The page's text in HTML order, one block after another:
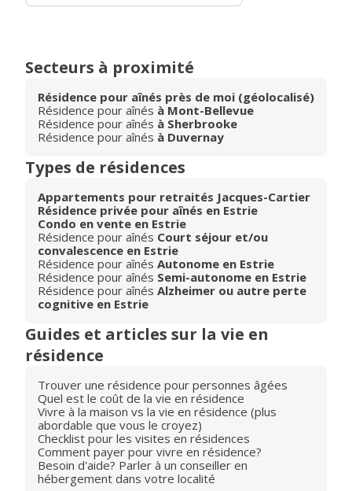
Secteurs à proximité
Résidence pour aînés près de moi (géolocalisé)
Résidence pour aînés à Mont-Bellevue
Résidence pour aînés à Sherbrooke
Résidence pour aînés à Duvernay
Types de résidences
Appartements pour retraités Jacques-Cartier
Résidence privée pour aînés en Estrie
Condo en vente en Estrie
Résidence pour aînés Court séjour et/ou
convalescence en Estrie
Résidence pour aînés Autonome en Estrie
Résidence pour aînés Semi-autonome en Estrie
Résidence pour aînés Alzheimer ou autre perte
cognitive en Estrie
Guides et articles sur la vie en
résidence
Trouver une résidence pour personnes âgées
Quel est le coût de la vie en résidence
Vivre à la maison vs la vie en résidence (plus
abordable que vous le croyez)
Checklist pour les visites en résidences
Comment payer pour vivre en résidence?
Besoin d'aide? Parler à un conseiller en
hébergement dans votre localité